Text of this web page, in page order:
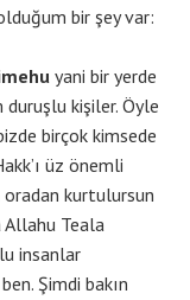
bir şey var:
yani bir yerde
kişiler. Öyle
birçok kimsede
üz önemli
oradan kurtulursun
Allahu Teala
insanlar
Şimdi bakın